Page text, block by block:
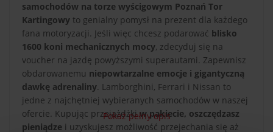
samochodów na torze wyścigowym Poznań Tor
Kartingowy to genialny pomysł na prezent dla każdego
fana motoryzacji. Jeśli więc chcesz podarować blisko
1600 koni mechanicznych mocy, zdecyduj się na
voucher na jazdę powyższymi superautami. Zapewnisz
obdarowanemu niepowtarzalne emocje i gigantyczną
dawkę adrenaliny. Lamborghini, Ferrari i Nissan to
jedne z najchętniej wybieranych samochodów w naszej
ofercie. Kupując przejażdżkiw pakiecie, oszczędzasz
pieniądze i uzyskujesz możliwość przejechania się aż
Pokaż pełny opis